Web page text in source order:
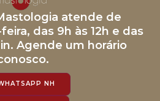
atende de
das 9h às 12h e das
Agende um horário
NH